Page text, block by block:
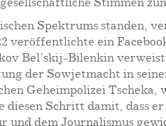
Stimmen
Spektrums standen,
veröffentlichte ein
Bel’skij-Bilenkin
der Sowjetmacht in
Geheimpolizei
Schritt damit, dass
und dem Journalismus